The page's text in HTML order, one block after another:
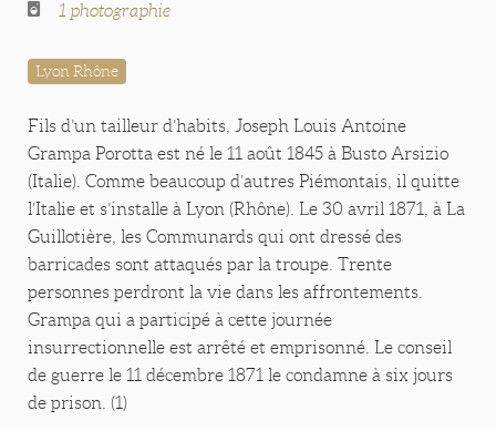
1 photographie
Lyon Rhône
Fils d’un tailleur d’habits, Joseph Louis Antoine
Grampa Porotta est né le 11 août 1845 à Busto Arsizio
(Italie). Comme beaucoup d’autres Piémontais, il quitte
l’Italie et s’installe à Lyon (Rhône). Le 30 avril 1871, à La
Guillotière, les Communards qui ont dressé des
barricades sont attaqués par la troupe. Trente
personnes perdront la vie dans les affrontements.
Grampa qui a participé à cette journée
insurrectionnelle est arrêté et emprisonné. Le conseil
de guerre le 11 décembre 1871 le condamne à six jours
de prison. (1)